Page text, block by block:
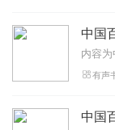
中国
有声
中国